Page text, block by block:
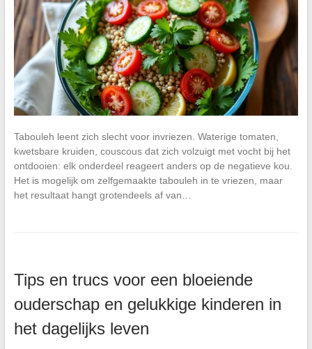
Tabouleh leent zich slecht voor invriezen. Waterige tomaten,
kwetsbare kruiden, couscous dat zich volzuigt met vocht bij het
ontdooien: elk onderdeel reageert anders op de negatieve kou.
Het is mogelijk om zelfgemaakte tabouleh in te vriezen, maar
het resultaat hangt grotendeels af van…
Tips en trucs voor een bloeiende
ouderschap en gelukkige kinderen in
het dagelijks leven